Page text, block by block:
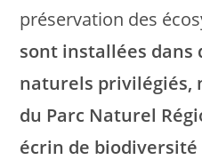
préservation des
sont installées dans
naturels privilégiés,
du Parc Naturel
écrin de